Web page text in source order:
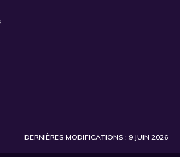
DERNIÈRES MODIFICATIONS : 9 JUIN 2026